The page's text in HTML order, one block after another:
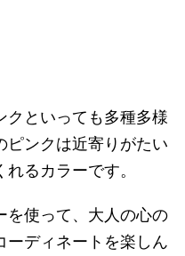
クといっても多種多様
ピンクは近寄りがたい
るカラーです。
を使って、大人の心の
ーディネートを楽しん